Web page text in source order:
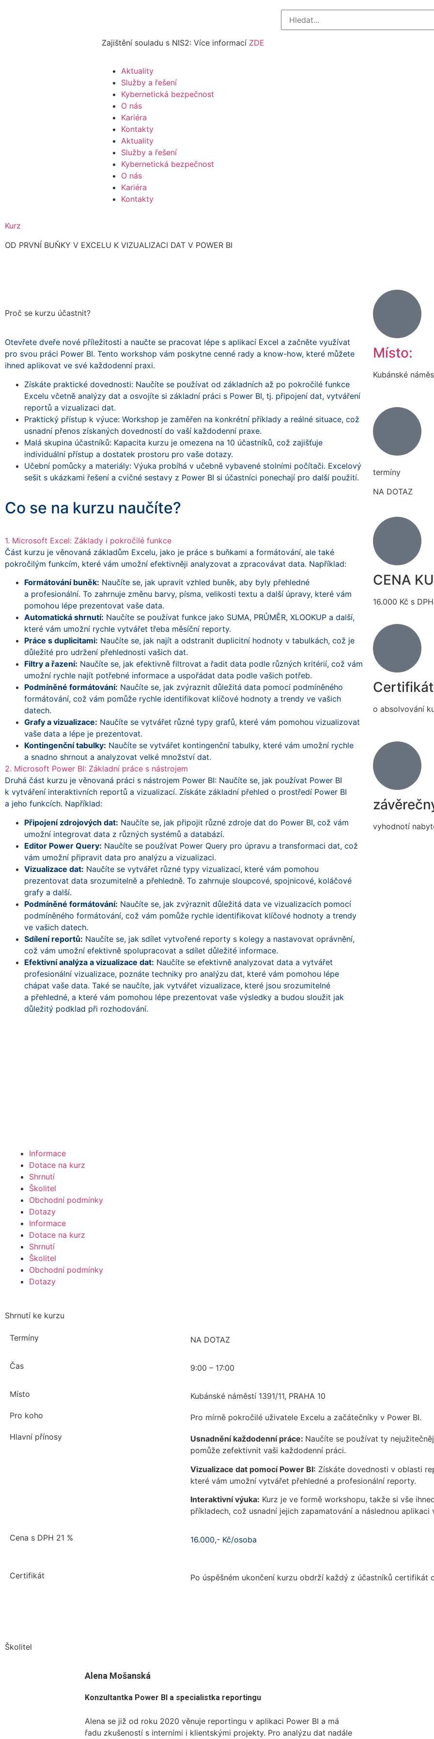
Zajištění souladu s NIS2: Více informací ZDE
Aktuality
Služby a řešení
Kybernetická bezpečnost
O nás
Kariéra
Kontakty
Aktuality
Služby a řešení
Kybernetická bezpečnost
O nás
Kariéra
Kontakty
Kurz
OD PRVNÍ BUŇKY V EXCELU K VIZUALIZACI DAT V POWER BI
Proč se kurzu účastnit?
Otevřete dveře nové příležitosti a naučte se pracovat lépe s aplikací Excel a začněte využívat
pro svou práci Power BI. Tento workshop vám poskytne cenné rady a know-how, které můžete
ihned aplikovat ve své každodenní praxi.
Získáte praktické dovednosti: Naučíte se používat od základních až po pokročilé funkce
Excelu včetně analýzy dat a osvojíte si základní práci s Power BI, tj. připojení dat, vytváření
reportů a vizualizaci dat.
Praktický přístup k výuce: Workshop je zaměřen na konkrétní příklady a reálné situace, což
usnadní přenos získaných dovedností do vaší každodenní praxe.
Malá skupina účastníků: Kapacita kurzu je omezena na 10 účastníků, což zajišťuje
individuální přístup a dostatek prostoru pro vaše dotazy.
Učební pomůcky a materiály: Výuka probíhá v učebně vybavené stolními počítači. Excelový
sešit s ukázkami řešení a cvičné sestavy z Power BI si účastníci ponechají pro další použití.
Co se na kurzu naučíte?
1. Microsoft Excel: Základy i pokročilé funkce
Část kurzu je věnovaná základům Excelu, jako je práce s buňkami a formátování, ale také
pokročilým funkcím, které vám umožní efektivněji analyzovat a zpracovávat data. Například:
Formátování buněk: Naučíte se, jak upravit vzhled buněk, aby byly přehledné
a profesionální. To zahrnuje změnu barvy, písma, velikosti textu a další úpravy, které vám
pomohou lépe prezentovat vaše data.
Automatická shrnutí: Naučíte se používat funkce jako SUMA, PRŮMĚR, XLOOKUP a další,
které vám umožní rychle vytvářet třeba měsíční reporty.
Práce s duplicitami: Naučíte se, jak najít a odstranit duplicitní hodnoty v tabulkách, což je
důležité pro udržení přehlednosti vašich dat.
Filtry a řazení: Naučíte se, jak efektivně filtrovat a řadit data podle různých kritérií, což vám
umožní rychle najít potřebné informace a uspořádat data podle vašich potřeb.
Podmíněné formátování: Naučíte se, jak zvýraznit důležitá data pomocí podmíněného
formátování, což vám pomůže rychle identifikovat klíčové hodnoty a trendy ve vašich
datech.
Grafy a vizualizace: Naučíte se vytvářet různé typy grafů, které vám pomohou vizualizovat
vaše data a lépe je prezentovat.
Kontingenční tabulky: Naučíte se vytvářet kontingenční tabulky, které vám umožní rychle
a snadno shrnout a analyzovat velké množství dat.
2. Microsoft Power BI: Základní práce s nástrojem
Druhá část kurzu je věnovaná práci s nástrojem Power BI: Naučíte se, jak používat Power BI
k vytváření interaktivních reportů a vizualizací. Získáte základní přehled o prostředí Power BI
a jeho funkcích. Například:
Připojení zdrojových dat: Naučíte se, jak připojit různé zdroje dat do Power BI, což vám
umožní integrovat data z různých systémů a databází.
Editor Power Query: Naučíte se používat Power Query pro úpravu a transformaci dat, což
vám umožní připravit data pro analýzu a vizualizaci.
Vizualizace dat: Naučíte se vytvářet různé typy vizualizací, které vám pomohou
prezentovat data srozumitelně a přehledně. To zahrnuje sloupcové, spojnicové, koláčové
grafy a další.
Podmíněné formátování: Naučíte se, jak zvýraznit důležitá data ve vizualizacích pomocí
podmíněného formátování, což vám pomůže rychle identifikovat klíčové hodnoty a trendy
ve vašich datech.
Sdílení reportů: Naučíte se, jak sdílet vytvořené reporty s kolegy a nastavovat oprávnění,
což vám umožní efektivně spolupracovat a sdílet důležité informace.
Efektivní analýza a vizualizace dat: Naučíte se efektivně analyzovat data a vytvářet
profesionální vizualizace, poznáte techniky pro analýzu dat, které vám pomohou lépe
chápat vaše data. Také se naučíte, jak vytvářet vizualizace, které jsou srozumitelné
a přehledné, a které vám pomohou lépe prezentovat vaše výsledky a budou sloužit jak
důležitý podklad při rozhodování.
Místo:
Kubánské
termíny
NA DOTAZ
CENA
16.000 Kč s DPH
Certifikát
o absolvování
vyhodnotí
Informace
Dotace na kurz
Shrnutí
Školitel
Obchodní podmínky
Dotazy
Informace
Dotace na kurz
Shrnutí
Školitel
Obchodní podmínky
Dotazy
Shrnutí ke kurzu
Termíny NA DOTAZ
Čas 9:00 – 17:00
Místo
Kubánské náměstí 1391/11, PRAHA 10
Pro koho
Pro mírně pokročilé uživatele Excelu a začátečníky v Power BI.
Hlavní přínosy
Usnadnění každodenní práce: Naučíte se používat ty
pomůže zefektivnit vaši každodenní práci.
Vizualizace dat pomocí Power BI: Získáte dovednosti v oblasti
které vám umožní vytvářet přehledné a profesionální reporty.
Interaktivní výuka: Kurz je ve formě workshopu, takže si vše
příkladech, což usnadní jejich zapamatování a následnou aplikaci
Cena s DPH 21 % 16.000,- Kč/osoba
Certifikát Po úspěšném ukončení kurzu obdrží každý z účastníků certifikát
Školitel
Alena Mošanská
Konzultantka Power BI a specialistka reportingu
Alena se již od roku 2020 věnuje reportingu v aplikaci Power BI a má
řadu zkušeností s interními i klientskými projekty. Pro analýzu dat nadále